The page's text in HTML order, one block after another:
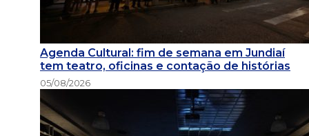
Agenda Cultural: fim de semana em Jundiaí
tem teatro, oficinas e contação de histórias
05/08/2026